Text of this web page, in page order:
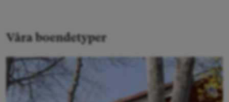
Våra boendetyper